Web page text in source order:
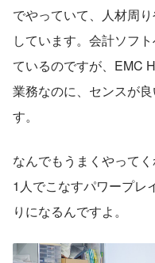
でやっていて、人材周
しています。会計ソフ
ているのですが、EMC
業務なのに、センスが
す。
なんでもうまくやって
1人でこなすパワープレ
りになるんですよ。